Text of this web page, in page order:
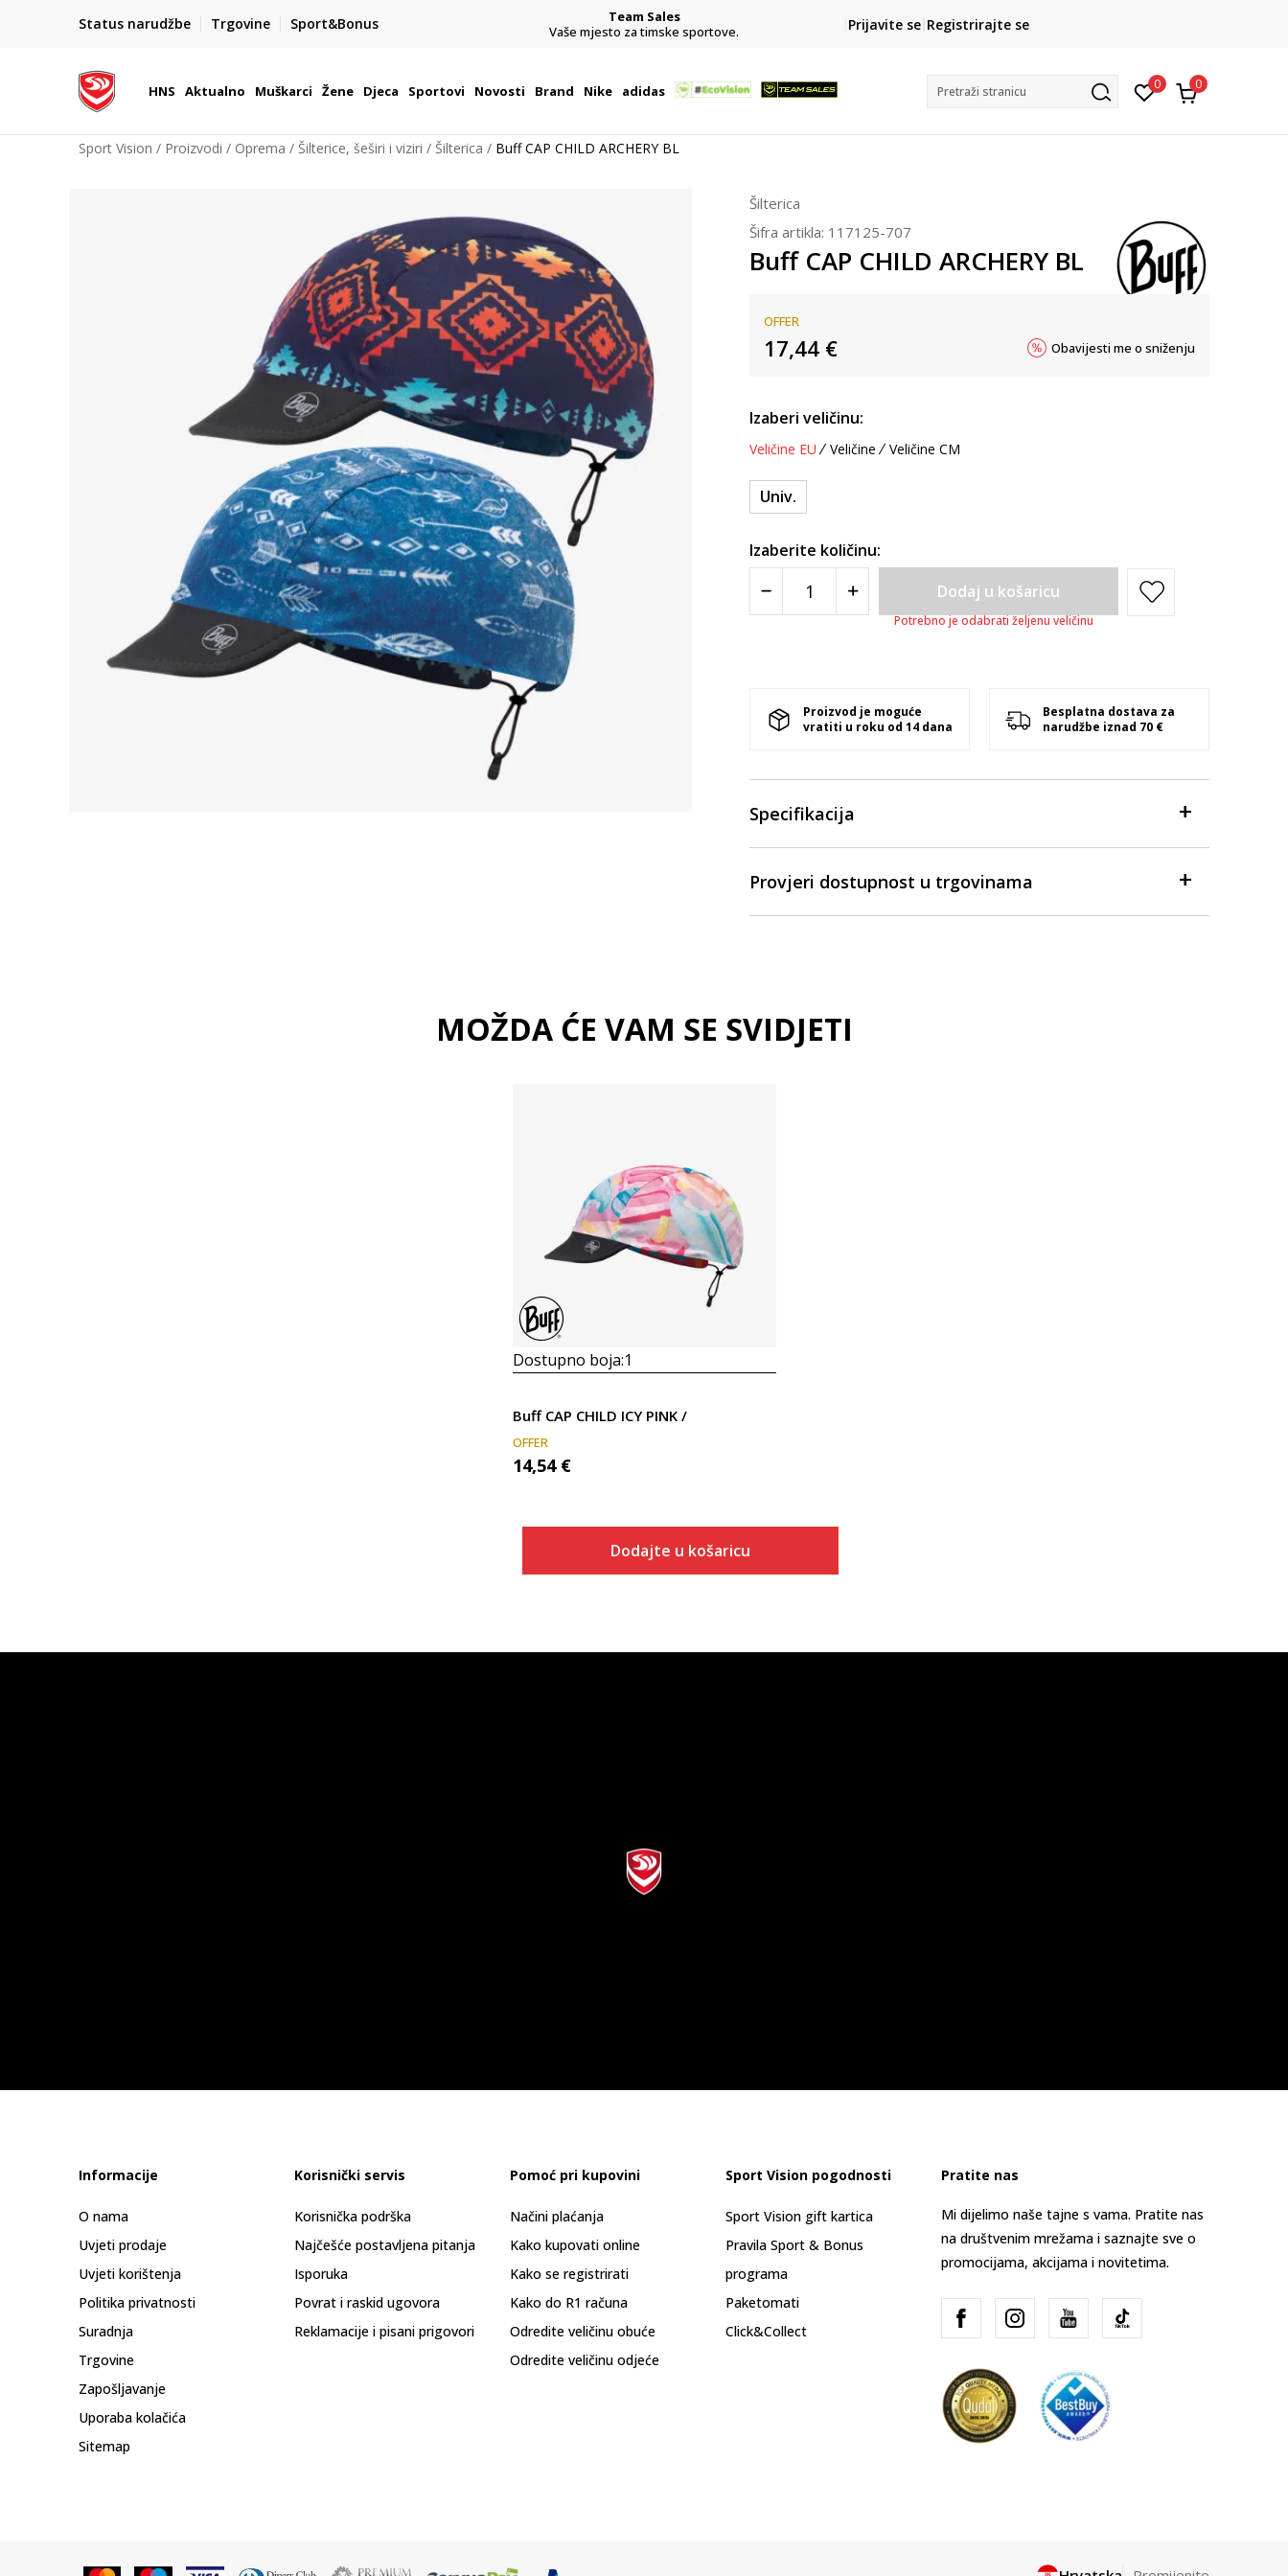
Status narudžbe Trgovine Sport&Bonus
BOX NOW
Dostava 1,50 €
| Više od 800 paketomata u Hrvatskoj
Team Sales
Vaše mjesto za timske sportove.
CLICK& COLLECT
besplatno preuzimanje u trgovini
Prijavite se Registrirajte se
HNS Aktualno Muškarci Žene Djeca Sportovi Novosti Brand Nike adidas Pretraži stranicu 0 0
Sport Vision Proizvodi Oprema Šilterice, šeširi i viziri Šilterica Buff CAP CHILD ARCHERY BL
Šilterica
Šifra artikla: 117125-707
Buff CAP CHILD ARCHERY BL
OFFER
17,44 € Obavijesti me o sniženju
Izaberi veličinu:
Veličine EU Veličine Veličine CM
Univ.
Izaberite količinu:
Dodaj u košaricu
Potrebno je odabrati željenu veličinu
Proizvod je moguće
vratiti u roku od 14 dana
Besplatna dostava za
narudžbe iznad 70 €
Specifikacija
Provjeri dostupnost u trgovinama
MOŽDA ĆE VAM SE SVIDJETI
Dostupno boja:1
Buff CAP CHILD ICY PINK /
OFFER
14,54 €
Dodajte u košaricu
Informacije
O nama
Uvjeti prodaje
Uvjeti korištenja
Politika privatnosti
Suradnja
Trgovine
Zapošljavanje
Uporaba kolačića
Sitemap
Korisnički servis
Korisnička podrška
Najčešće postavljena pitanja
Isporuka
Povrat i raskid ugovora
Reklamacije i pisani prigovori
Pomoć pri kupovini
Načini plaćanja
Kako kupovati online
Kako se registrirati
Kako do R1 računa
Odredite veličinu obuće
Odredite veličinu odjeće
Sport Vision pogodnosti
Sport Vision gift kartica
Pravila Sport & Bonus
programa
Paketomati
Click&Collect
Pratite nas
Mi dijelimo naše tajne s vama. Pratite nas
na društvenim mrežama i saznajte sve o
promocijama, akcijama i novitetima.